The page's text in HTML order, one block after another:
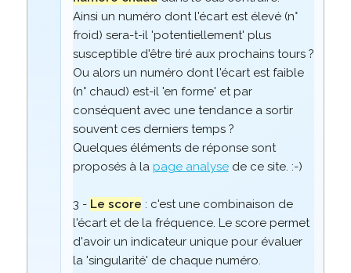
Ainsi un numéro dont l'écart est élevé (n°
froid) sera-t-il 'potentiellement' plus
susceptible d'être tiré aux prochains tours ?
Ou alors un numéro dont l'écart est faible
(n° chaud) est-il 'en forme' et par
conséquent avec une tendance a sortir
souvent ces derniers temps ?
Quelques éléments de réponse sont
proposés à la page analysede ce site. :-)
3 - Le score : c'est une combinaison de
l'écart et de la fréquence. Le score permet
d'avoir un indicateur unique pour évaluer
la 'singularité' de chaque numéro.